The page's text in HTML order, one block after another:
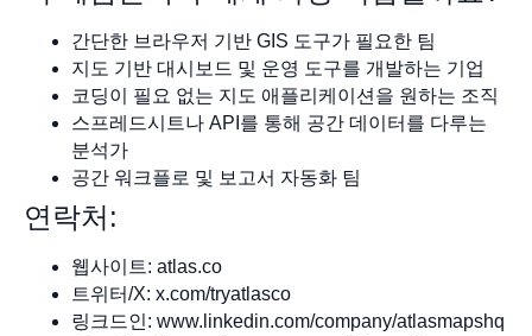
간단한 브라우저 기반 GIS 도구가 필요한 팀
지도 기반 대시보드 및 운영 도구를 개발하는 기업
코딩이 필요 없는 지도 애플리케이션을 원하는 조직
스프레드시트나 API를 통해 공간 데이터를 다루는
분석가
공간 워크플로 및 보고서 자동화 팀
연락처:
웹사이트: atlas.co
트위터/X: x.com/tryatlasco
링크드인: www.linkedin.com/company/atlasmapshq